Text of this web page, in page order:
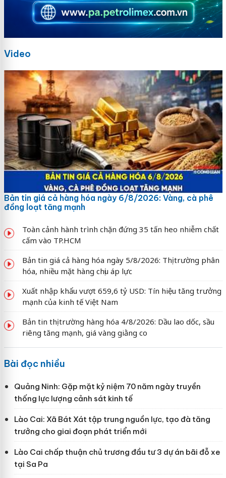
Video
Bản tin giá cả hàng hóa ngày 6/8/2026: Vàng, cà phê
đồng loạt tăng mạnh
Toàn cảnh hành trình chặn đứng 35 tấn heo nhiễm chất
cấm vào TP.HCM
Bản tin giá cả hàng hóa ngày 5/8/2026: Thị trường phân
hóa, nhiều mặt hàng chịu áp lực
Xuất nhập khẩu vượt 659,6 tỷ USD: Tín hiệu tăng trưởng
mạnh của kinh tế Việt Nam
Bản tin thị trường hàng hóa 4/8/2026: Dầu lao dốc, sầu
riêng tăng mạnh, giá vàng giằng co
Bài đọc nhiều
Quảng Ninh: Gặp mặt kỷ niệm 70 năm ngày truyền
thống lực lượng cảnh sát kinh tế
Lào Cai: Xã Bát Xát tập trung nguồn lực, tạo đà tăng
trưởng cho giai đoạn phát triển mới
Lào Cai chấp thuận chủ trương đầu tư 3 dự án bãi đỗ xe
tại Sa Pa